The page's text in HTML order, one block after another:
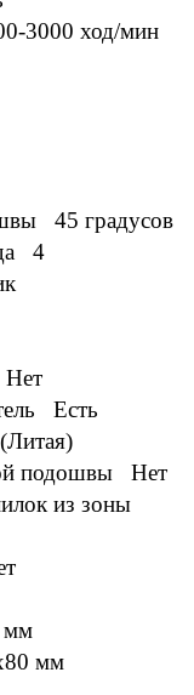
3000 ход/мин
45 градусов
4
Нет
Есть
подошвы Нет
из зоны
мм
мм